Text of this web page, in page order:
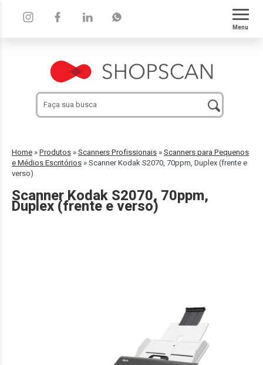
Menu
Home »Produtos »Scanners Profissionais »Scanners para Pequenos
e Médios Escritórios »Scanner Kodak S2070, 70ppm, Duplex (frente e
verso)
Scanner Kodak S2070, 70ppm,
Duplex (frente e verso)